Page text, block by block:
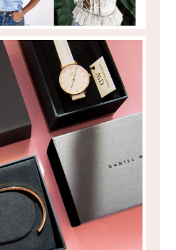
É COISA DE VELHOS?